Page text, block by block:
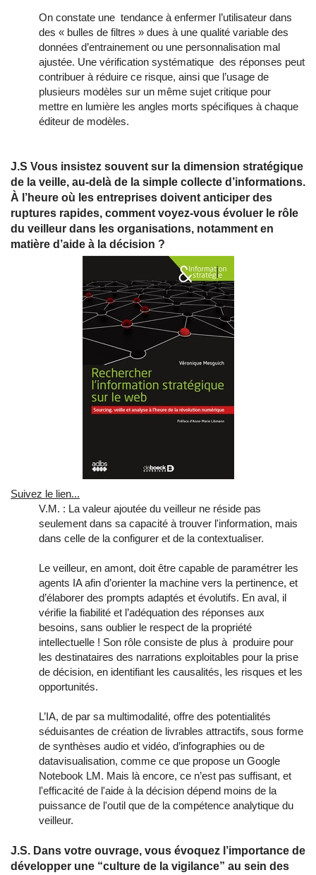
On constate une tendance à enfermer l’utilisateur dans
des « bulles de filtres » dues à une qualité variable des
données d’entrainement ou une personnalisation mal
ajustée. Une vérification systématique des réponses peut
contribuer à réduire ce risque, ainsi que l’usage de
plusieurs modèles sur un même sujet critique pour
mettre en lumière les angles morts spécifiques à chaque
éditeur de modèles.
J.S Vous insistez souvent sur la dimension stratégique
de la veille, au-delà de la simple collecte d’informations.
À l’heure où les entreprises doivent anticiper des
ruptures rapides, comment voyez-vous évoluer le rôle
du veilleur dans les organisations, notamment en
matière d’aide à la décision ?
Suivez le lien...
V.M. : La valeur ajoutée du veilleur ne réside pas
seulement dans sa capacité à trouver l'information, mais
dans celle de la configurer et de la contextualiser.
Le veilleur, en amont, doit être capable de paramétrer les
agents IA afin d’orienter la machine vers la pertinence, et
d’élaborer des prompts adaptés et évolutifs. En aval, il
vérifie la fiabilité et l’adéquation des réponses aux
besoins, sans oublier le respect de la propriété
intellectuelle ! Son rôle consiste de plus à produire pour
les destinataires des narrations exploitables pour la prise
de décision, en identifiant les causalités, les risques et les
opportunités.
L’IA, de par sa multimodalité, offre des potentialités
séduisantes de création de livrables attractifs, sous forme
de synthèses audio et vidéo, d’infographies ou de
datavisualisation, comme ce que propose un Google
Notebook LM. Mais là encore, ce n’est pas suffisant, et
l'efficacité de l'aide à la décision dépend moins de la
puissance de l'outil que de la compétence analytique du
veilleur.
J.S. Dans votre ouvrage, vous évoquez l’importance de
développer une “culture de la vigilance” au sein des